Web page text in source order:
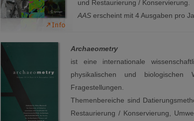
und Restaurierung / Konservierung.
AAS erscheint mit 4 Ausgaben pro
Archaeometry
ist eine internationale
physikalischen und biologischen
Fragestellungen.
Themenbereiche sind
Restaurierung / Konservierung,